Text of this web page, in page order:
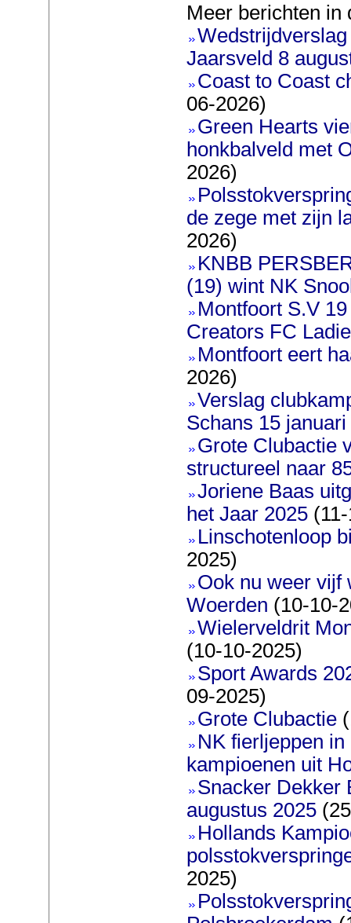
Meer berichten in
Jaarsveld 8
Coast to Coast
06-2026)
Green Hearts
honkbalveld met
2026)
de zege met zijn
2026)
KNBB
(19) wint NK
Montfoort S.V
Creators FC
Montfoort eert
2026)
Verslag
Schans 15 januari
Grote Clubactie
structureel naar
Joriene Baas
het Jaar 2025
Linschotenloop
2025)
Ook nu weer vijf
Woerden (10-10-
Wielerveldrit
(10-10-2025)
Sport Awards
09-2025)
Grote Clubactie
NK fierljeppen
kampioenen uit
Snacker Dekker
augustus 2025
Hollands
2025)